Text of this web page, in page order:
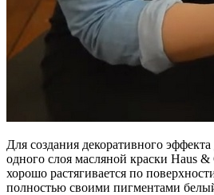
Для создания декоративного
одного слоя масляной краски Haus
хорошо растягивается по
полностью своими пигментами